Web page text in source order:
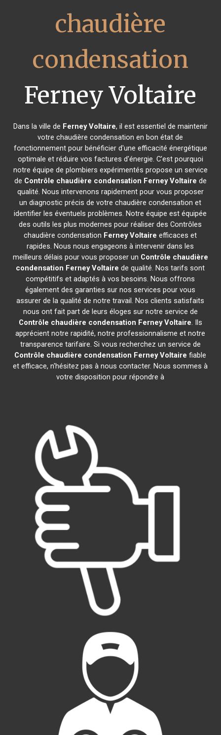
chaudière
condensation
Ferney Voltaire
Dans la ville de Ferney Voltaire, il est essentiel de maintenir
votre chaudière condensation en bon état de
fonctionnement pour bénéficier d'une efficacité énergétique
optimale et réduire vos factures d'énergie. C'est pourquoi
notre équipe de plombiers expérimentés propose un service
de Contrôle chaudière condensation Ferney Voltaire de
qualité. Nous intervenons rapidement pour vous proposer
un diagnostic précis de votre chaudière condensation et
identifier les éventuels problèmes. Notre équipe est équipée
des outils les plus modernes pour réaliser des Contrôles
chaudière condensation Ferney Voltaire efficaces et
rapides. Nous nous engageons à intervenir dans les
meilleurs délais pour vous proposer un Contrôle chaudière
condensation Ferney Voltaire de qualité. Nos tarifs sont
compétitifs et adaptés à vos besoins. Nous offrons
également des garanties sur nos services pour vous
assurer de la qualité de notre travail. Nos clients satisfaits
nous ont fait part de leurs éloges sur notre service de
Contrôle chaudière condensation Ferney Voltaire. Ils
apprécient notre rapidité, notre professionnalisme et notre
transparence tarifaire. Si vous recherchez un service de
Contrôle chaudière condensation Ferney Voltaire fiable
et efficace, n'hésitez pas à nous contacter. Nous sommes à
votre disposition pour répondre à